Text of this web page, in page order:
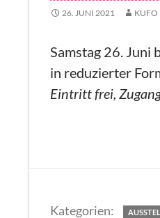
26. JUNI 2021 KUFO
Samstag 26. Juni
in reduzierter
Eintritt frei,